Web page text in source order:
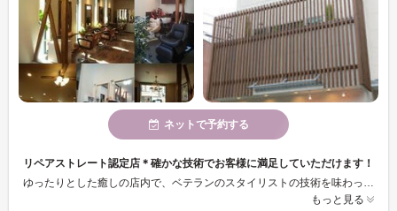
ネットで予約する
リペアストレート認定店＊確かな技術でお客様に満足していただけます！
ゆったりとした癒しの店内で、ベテランのスタイリストの技術を味わってみませんか？DVDやおもちゃを用意していますのでお子様連れでも安心してご来店ください♪
もっと見る